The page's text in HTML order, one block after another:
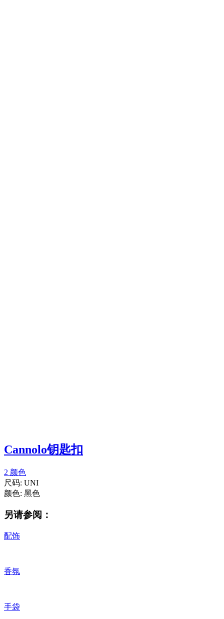
Cannolo钥匙扣
2 颜色
尺码: UNI
颜色: 黑色
另请参阅：
配饰
香氛
手袋